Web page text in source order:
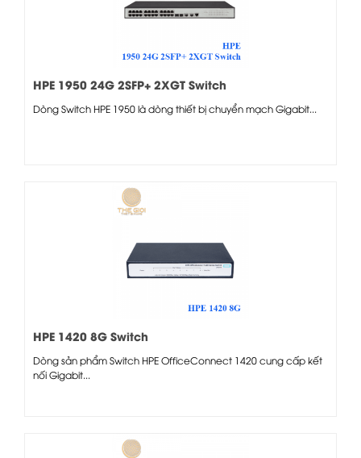
HPE 1950 24G 2SFP+ 2XGT Switch
Dòng Switch HPE 1950 là dòng thiết bị chuyển mạch Gigabit...
HPE 1420 8G Switch
Dòng sản phẩm Switch HPE OfficeConnect 1420 cung cấp kết
nối Gigabit...